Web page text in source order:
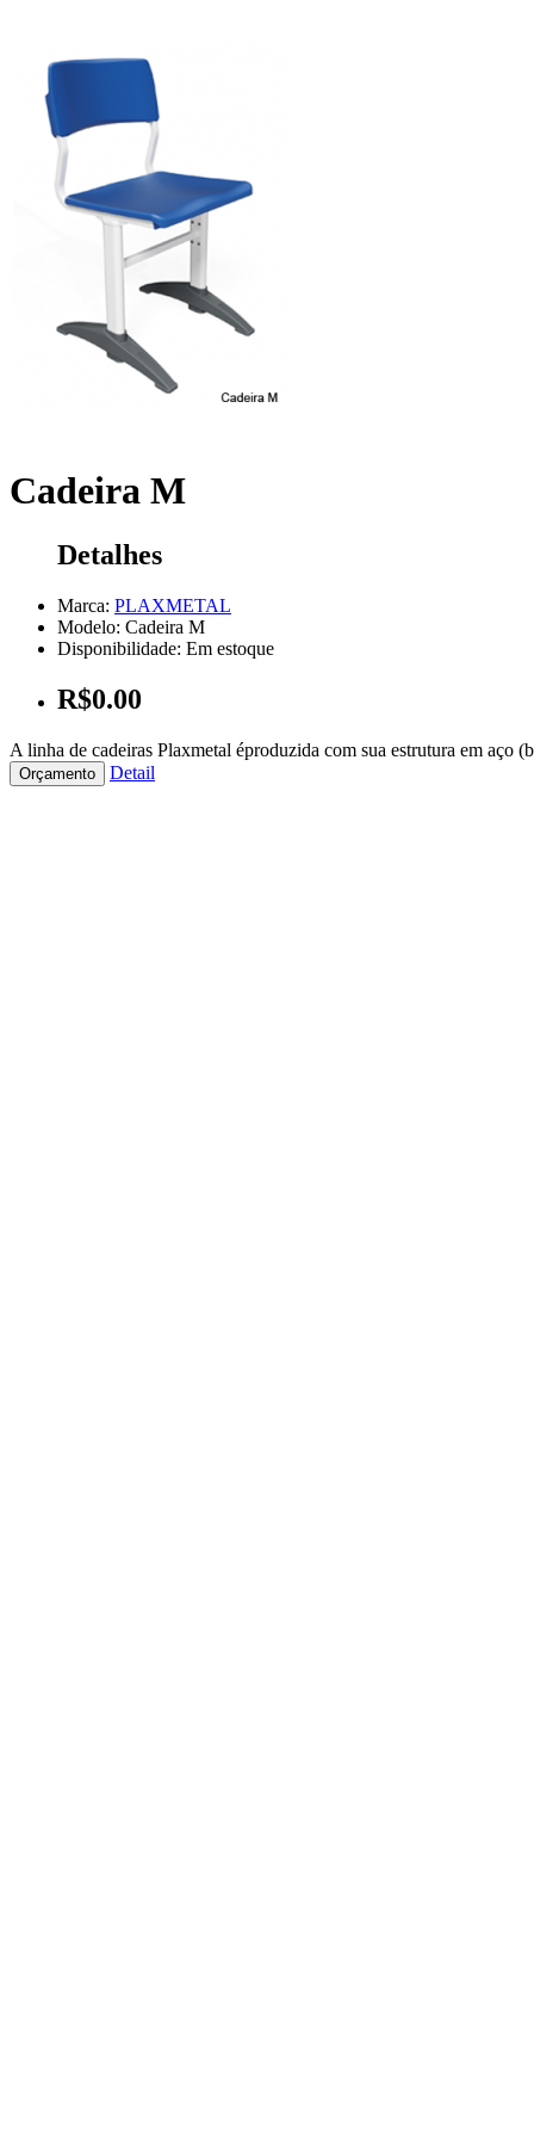
Cadeira M
Detalhes
Marca: PLAXMETAL
Modelo: Cadeira M
Disponibilidade: Em estoque
R$0.00
A linha de cadeiras Plaxmetal éproduzida com sua estrutura em aço
Orçamento Detail